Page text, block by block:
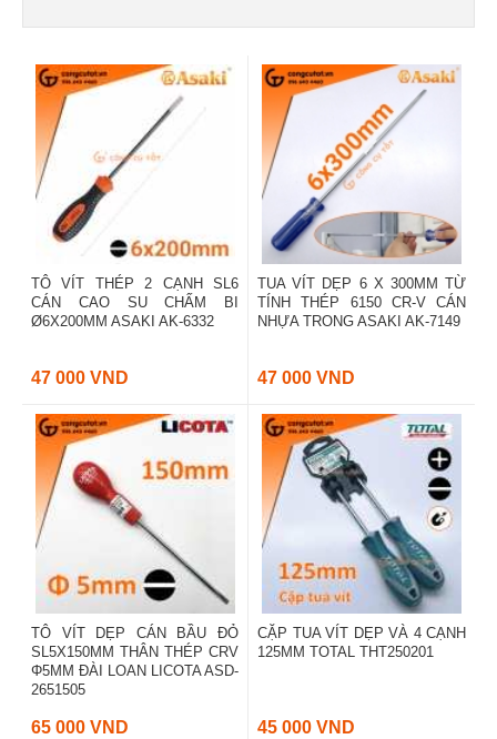
TÔ VÍT THÉP 2 CẠNH SL6
CÁN CAO SU CHẤM BI
Ø6X200MM ASAKI AK-6332
47 000 VND
TUA VÍT DẸP 6 X 300MM TỪ
TÍNH THÉP 6150 CR-V CÁN
NHỰA TRONG ASAKI AK-7149
47 000 VND
TÔ VÍT DẸP CÁN BẦU ĐỎ
SL5X150MM THÂN THÉP CRV
Φ5MM ĐÀI LOAN LICOTA ASD-
2651505
65 000 VND
CẶP TUA VÍT DẸP VÀ 4 CẠNH
125MM TOTAL THT250201
45 000 VND